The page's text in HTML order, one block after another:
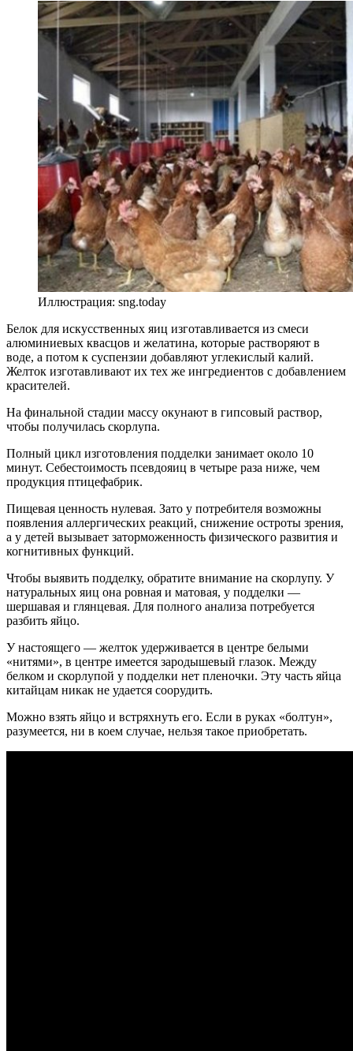
Иллюстрация: sng.today
Белок для искусственных яиц изготавливается из смеси
алюминиевых квасцов и желатина, которые растворяют в
воде, а потом к суспензии добавляют углекислый калий.
Желток изготавливают их тех же ингредиентов с добавлением
красителей.
На финальной стадии массу окунают в гипсовый раствор,
чтобы получилась скорлупа.
Полный цикл изготовления подделки занимает около 10
минут. Себестоимость псевдояиц в четыре раза ниже, чем
продукция птицефабрик.
Пищевая ценность нулевая. Зато у потребителя возможны
появления аллергических реакций, снижение остроты зрения,
а у детей вызывает заторможенность физического развития и
когнитивных функций.
Чтобы выявить подделку, обратите внимание на скорлупу. У
натуральных яиц она ровная и матовая, у подделки —
шершавая и глянцевая. Для полного анализа потребуется
разбить яйцо.
У настоящего — желток удерживается в центре белыми
«нитями», в центре имеется зародышевый глазок. Между
белком и скорлупой у подделки нет пленочки. Эту часть яйца
китайцам никак не удается соорудить.
Можно взять яйцо и встряхнуть его. Если в руках «болтун»,
разумеется, ни в коем случае, нельзя такое приобретать.